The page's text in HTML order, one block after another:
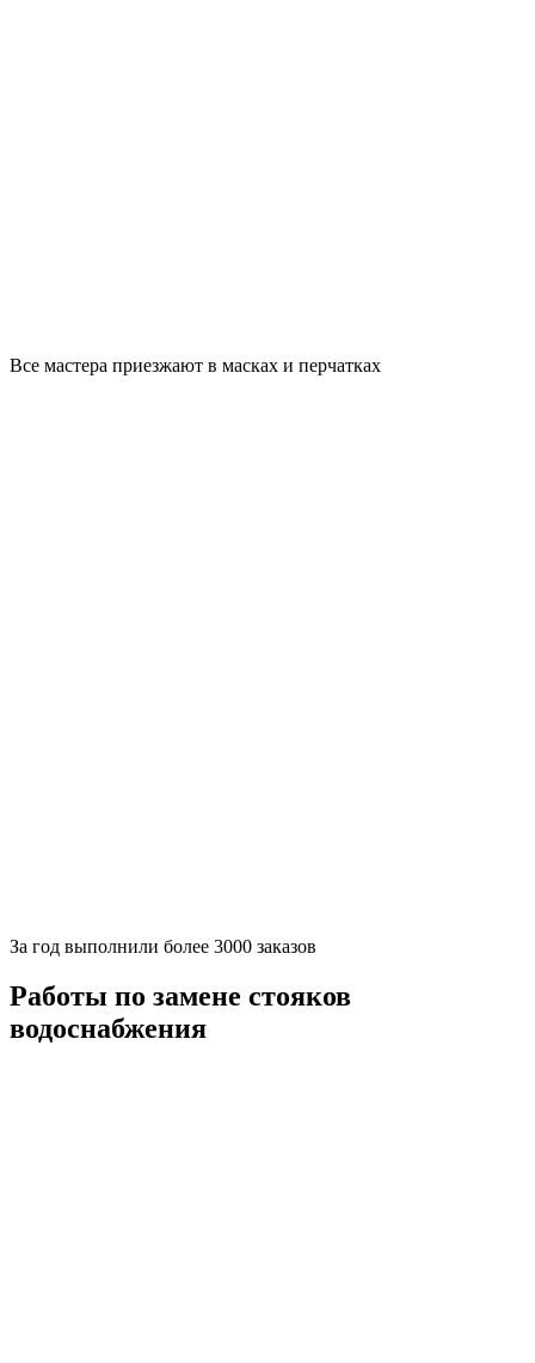
Все мастера приезжают в масках и перчатках
За год выполнили более 3000 заказов
Работы по замене стояков
водоснабжения